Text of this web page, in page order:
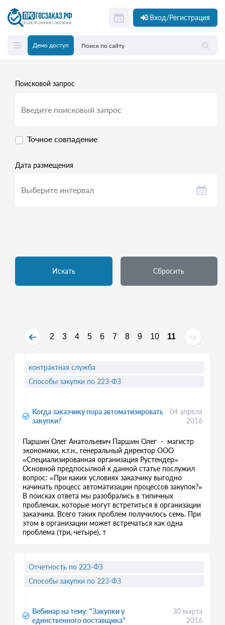
Вход/Регистрация
Демо доступ
Поисковой запрос
Точное совпадение
Дата размещения
Искать Сбросить
2 3 4 5 6 7 8 9 10 11
Когда заказчику пора автоматизировать
закупки?
04 апреля
2016
Паршин Олег Анатольевич Паршин Олег - магистр
экономики, к.т.н., генеральный директор ООО
«Специализированная организация Рустендер»
Основной предпосылкой к данной статье послужил
вопрос: «При каких условиях заказчику выгодно
начинать процесс автоматизации процессов закупок?»
В поисках ответа мы разобрались в типичных
проблемах, которые могут встретиться в организации
заказчика. Всего таких проблем получилось семь. При
этом в организации может встречаться как одна
проблема (три, четыре), т
контрактная служба
Способы закупки по 223-ФЗ
Вебинар на тему: "Закупки у
единственного поставщика"
30 марта
2016
Отчетность по 223-ФЗ
Способы закупки по 223-ФЗ